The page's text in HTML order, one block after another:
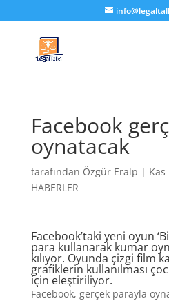
Facebook
oynatacak
tarafından Özgür Eralp | Kas
HABERLER
Facebook’taki yeni oyun
para kullanarak kumar
kılıyor. Oyunda çizgi film
grafiklerin kullanılması
için eleştiriliyor.
Facebook, gerçek parayla